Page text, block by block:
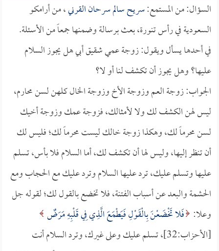
السؤال: من المستمع:سريح سالم سرحان القرني، من أرامكو
السعودية في رأس تنورة، بعث برسالة وضمنها جمعاً من الأسئلة.
في أحدها يسأل ويقول: زوجة عمي شقيق أبي هل يجوز السلام
عليها؟ وهل يجوز أن تكشف لنا أو لا؟
الجواب: زوجة العم وزوجة الأخ وزوجة الخال كلهن لسن محارم،
ليس لهن الكشف لك ولا لأمثالك، فزوجة عمك وزوجة أخيك
لسن محرماً لك، وهكذا زوجة خالك ليست محرماً لك؛ فليس لك
أن تنظر إليها، وليس لها أن تكشف لك، أما السلام فلا بأس، تسلم
عليها وتسلم عليك، ترد عليها السلام وترد عليك مع الحجاب ومع
الحشمة والبعد عن أسباب الفتنة، فلا تخضع بالقول لك؛ لقوله جل
وعلا: فَلا تَخْضَعْنَ بِالْقَوْلِ فَيَطْمَعَ الَّذِي فِي قَلْبِهِ مَرَضٌ
[الأحزاب:32]، تسلم عليك وعلى غيرك، وترد السلام أنت